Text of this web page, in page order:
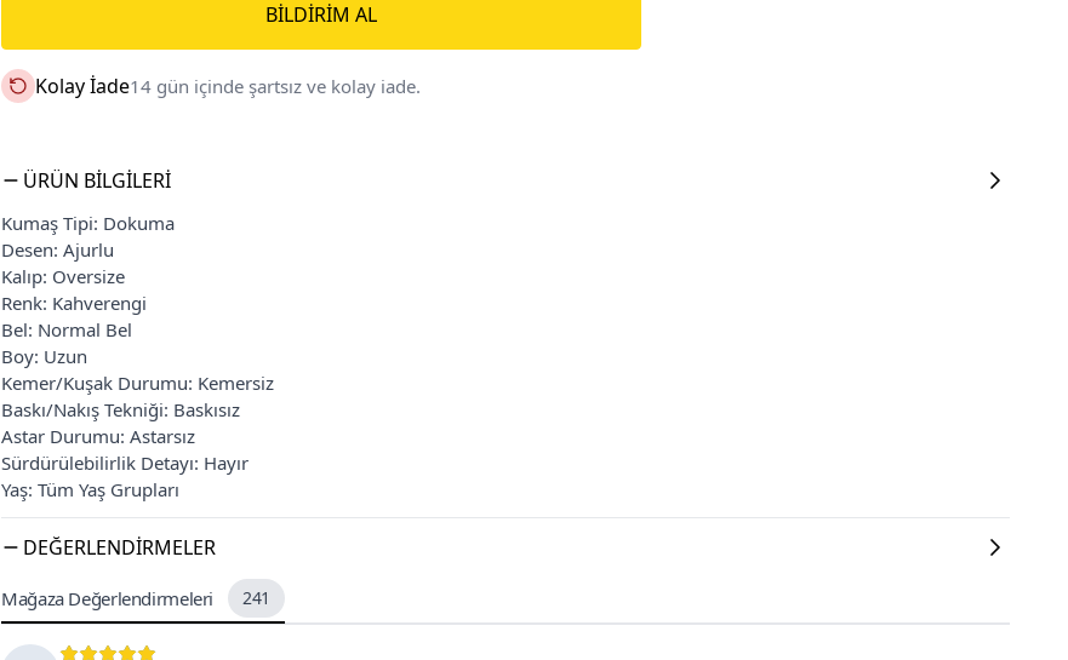
BILDIRIM AL
Kolay İade14 gün içinde şartsız ve kolay iade.
ÜRÜN BILGILERI
Kumaş Tipi: Dokuma
Desen: Ajurlu
Kalıp: Oversize
Renk: Kahverengi
Bel: Normal Bel
Boy: Uzun
Kemer/Kuşak Durumu: Kemersiz
Baskı/Nakış Tekniği: Baskısız
Astar Durumu: Astarsız
Sürdürülebilirlik Detayı: Hayır
Yaş: Tüm Yaş Grupları
DEĞERLENDIRMELER
Mağaza Değerlendirmeleri 241